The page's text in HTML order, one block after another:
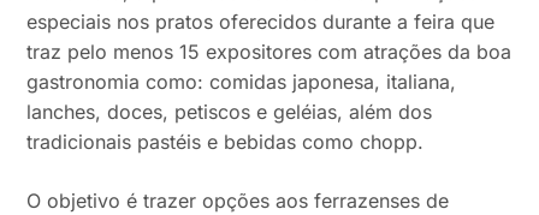
especiais nos pratos oferecidos durante a feira que
traz pelo menos 15 expositores com atrações da boa
gastronomia como: comidas japonesa, italiana,
lanches, doces, petiscos e geléias, além dos
tradicionais pastéis e bebidas como chopp.
O objetivo é trazer opções aos ferrazenses de